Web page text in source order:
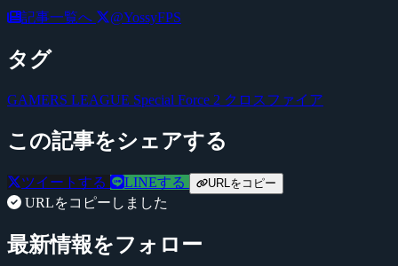
記事一覧へ @YossyFPS
タグ
GAMERS LEAGUE Special Force 2 クロスファイア
この記事をシェアする
ツイートする LINEする URLをコピー
URLをコピーしました
最新情報をフォロー